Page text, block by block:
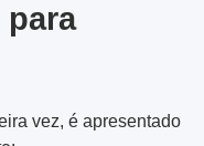
para
vez, é apresentado